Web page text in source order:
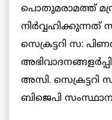
പൊതുമരാമത്ത്
നിര്‍വ്വഹിക്കുന്നത്
സെക്രട്ടറി സ:
അസി.
ബിജെപി സംസ്ഥാന